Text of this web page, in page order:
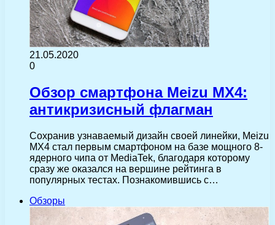
21.05.2020
0
Обзор смартфона Meizu MX4:
антикризисный флагман
Сохранив узнаваемый дизайн своей линейки, Meizu
MX4 стал первым смартфоном на базе мощного 8-
ядерного чипа от MediaTek, благодаря которому
сразу же оказался на вершине рейтинга в
популярных тестах. Познакомившись с…
Обзоры